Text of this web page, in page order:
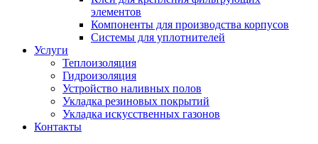
элементов
Компоненты для производства корпусов
Системы для уплотнителей
Услуги
Теплоизоляция
Гидроизоляция
Устройство наливных полов
Укладка резиновых покрытий
Укладка искусственных газонов
Контакты